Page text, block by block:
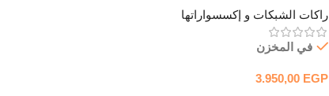
راكات الشبكات و إكسسواراتها
في المخزن
3.950,00 EGP